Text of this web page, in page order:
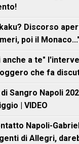
Discorso
poi il Monaco..."
anche a te"
che fa
Sangro Napoli
| VIDEO
Napoli-
di Allegri,